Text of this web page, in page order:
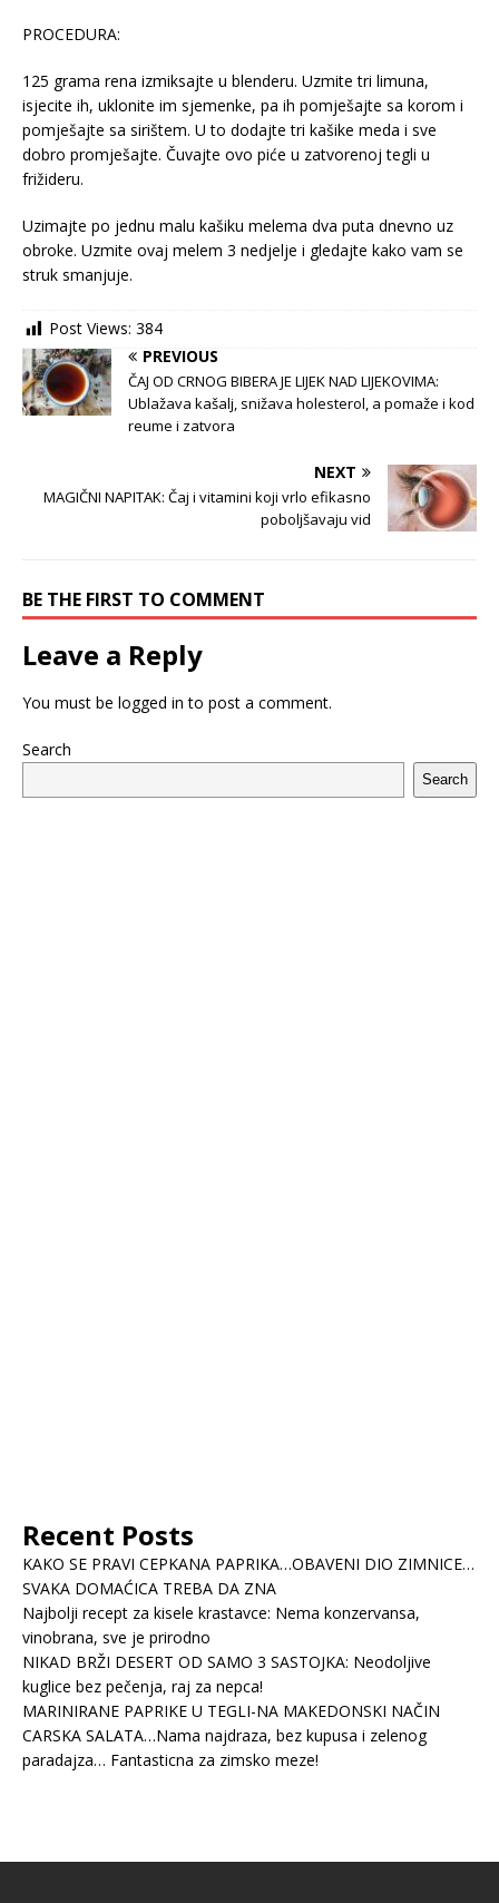
PROCEDURA:
125 grama rena izmiksajte u blenderu. Uzmite tri limuna,
isjecite ih, uklonite im sjemenke, pa ih pomješajte sa korom i
pomješajte sa sirištem. U to dodajte tri kašike meda i sve
dobro promješajte. Čuvajte ovo piće u zatvorenoj tegli u
frižideru.
Uzimajte po jednu malu kašiku melema dva puta dnevno uz
obroke. Uzmite ovaj melem 3 nedjelje i gledajte kako vam se
struk smanjuje.
Post Views: 384
PREVIOUS
ČAJ OD CRNOG BIBERA JE LIJEK NAD LIJEKOVIMA:
Ublažava kašalj, snižava holesterol, a pomaže i kod
reume i zatvora
NEXT
MAGIČNI NAPITAK: Čaj i vitamini koji vrlo efikasno
poboljšavaju vid
BE THE FIRST TO COMMENT
Leave a Reply
You must be logged in to post a comment.
Search
Search
Recent Posts
KAKO SE PRAVI CEPKANA PAPRIKA…OBAVENI DIO ZIMNICE…
SVAKA DOMAĆICA TREBA DA ZNA
Najbolji recept za kisele krastavce: Nema konzervansa,
vinobrana, sve je prirodno
NIKAD BRŽI DESERT OD SAMO 3 SASTOJKA: Neodoljive
kuglice bez pečenja, raj za nepca!
MARINIRANE PAPRIKE U TEGLI-NA MAKEDONSKI NAČIN
CARSKA SALATA…Nama najdraza, bez kupusa i zelenog
paradajza… Fantasticna za zimsko meze!